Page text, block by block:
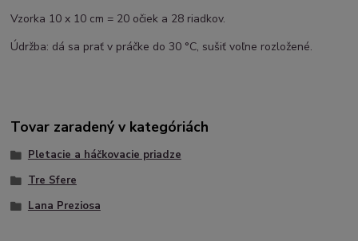
Vzorka 10 x 10 cm = 20 očiek a 28 riadkov.
Údržba: dá sa prať v práčke do 30 °C, sušiť voľne rozložené.
Tovar zaradený v kategóriách
Pletacie a háčkovacie priadze
Tre Sfere
Lana Preziosa